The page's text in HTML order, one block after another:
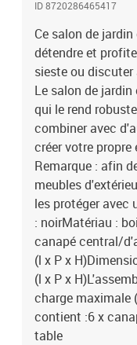
ID 8720286465417
Ce salon de
détendre et
sieste ou
Le salon de
qui le rend
combiner avec
créer votre propre
Remarque : afin
meubles
les protéger avec
: noirMatériau :
canapé central/
(l x P x
(l x P x
charge maximale
contient :6 x
table